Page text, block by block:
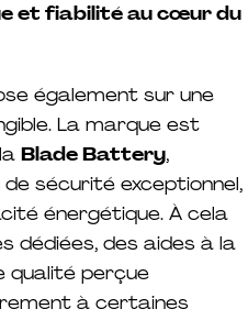
et fiabilité au cœur du
également sur une
La marque est
Blade Battery,
sécurité exceptionnel,
énergétique. À cela
dédiées, des aides à la
qualité perçue
à certaines